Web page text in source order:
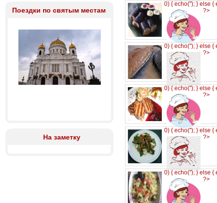
Поездки по святым местам
На заметку
0) { echo(''); } else {
?>
0) { echo(''); } else {
?>
0) { echo(''); } else {
?>
0) { echo(''); } else {
?>
0) { echo(''); } else {
?>